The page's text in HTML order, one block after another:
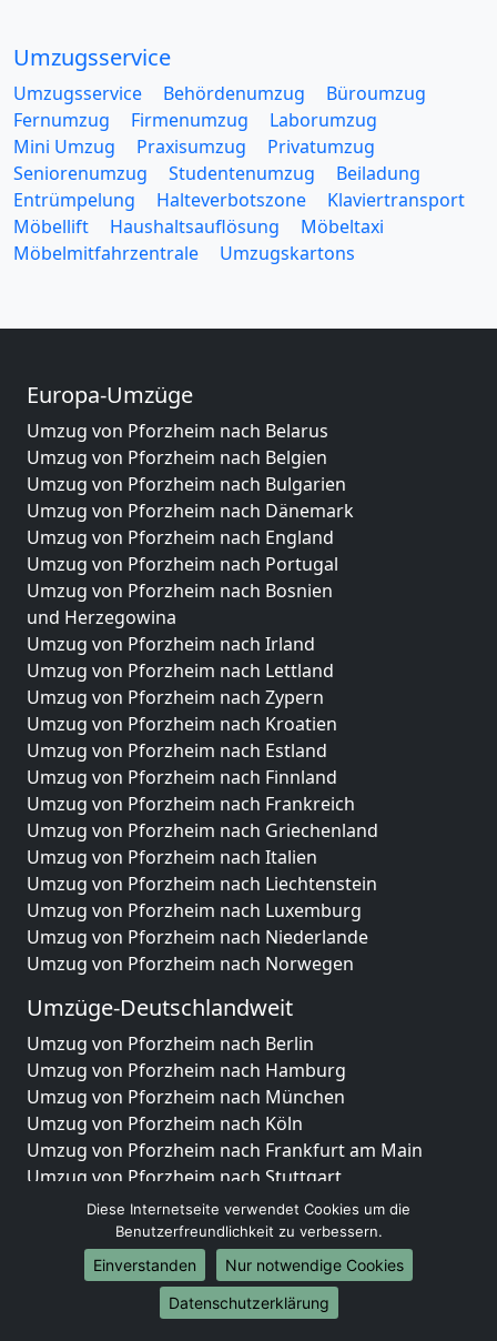
Umzugsservice
Umzugsservice Behördenumzug
Büroumzug
Fernumzug
Firmenumzug
Laborumzug
Mini Umzug
Praxisumzug
Privatumzug
Seniorenumzug
Studentenumzug
Beiladung
Entrümpelung
Halteverbotszone
Klaviertransport
Möbellift
Haushaltsauflösung
Möbeltaxi
Möbelmitfahrzentrale
Umzugskartons
Europa-Umzüge
Umzug von Pforzheim nach Belarus
Umzug von Pforzheim nach Belgien
Umzug von Pforzheim nach Bulgarien
Umzug von Pforzheim nach Dänemark
Umzug von Pforzheim nach England
Umzug von Pforzheim nach Portugal
Umzug von Pforzheim nach Bosnien
und Herzegowina
Umzug von Pforzheim nach Irland
Umzug von Pforzheim nach Lettland
Umzug von Pforzheim nach Zypern
Umzug von Pforzheim nach Kroatien
Umzug von Pforzheim nach Estland
Umzug von Pforzheim nach Finnland
Umzug von Pforzheim nach Frankreich
Umzug von Pforzheim nach Griechenland
Umzug von Pforzheim nach Italien
Umzug von Pforzheim nach Liechtenstein
Umzug von Pforzheim nach Luxemburg
Umzug von Pforzheim nach Niederlande
Umzug von Pforzheim nach Norwegen
Umzüge-Deutschlandweit
Umzug von Pforzheim nach Berlin
Umzug von Pforzheim nach Hamburg
Umzug von Pforzheim nach München
Umzug von Pforzheim nach Köln
Umzug von Pforzheim nach Frankfurt am Main
Umzug von Pforzheim nach Stuttgart
Umzug von Pforzheim nach Düsseldorf
Umzug von Pforzheim nach Leipzig
Umzug von Pforzheim nach Dortmund
Umzug von Pforzheim nach Essen
Umzug von Pforzheim nach Bremen
Diese Internetseite verwendet Cookies um die
Benutzerfreundlichkeit zu verbessern.
Einverstanden
Nur notwendige Cookies
Datenschutzerklärung